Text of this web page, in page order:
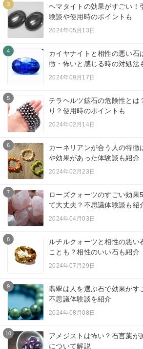
3
ヘマタイトの効果がすごい！
験談や使用時のポイントも
2024年05月13日
4
カイヤナイトと相性の悪い石
徴・怖いと感じる時の対処法
2024年09月17日
5
テラヘルツ鉱石の危険性とは
り？使用時のポイントも
2024年02月14日
6
カーネリアンが合う人の特徴
や効果があった体験談も紹介
2024年02月23日
7
ローズクォーツのすごい効果
て大丈夫？不思議体験談も紹
2024年04月03日
8
ルチルクォーツと相性の悪い
ことも？相性のいい石も紹介
2024年07月29日
9
翡翠は人を選ぶ石で効果がす
不思議体験談を紹介
2024年08月08日
10
アメジストは怖い？石言葉が
について解説